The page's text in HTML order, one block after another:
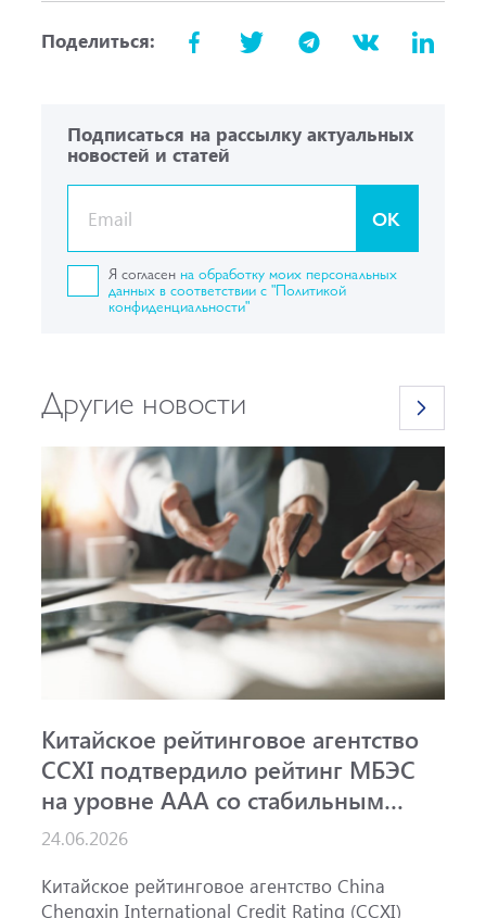
Поделиться:
Подписаться на рассылку актуальных
новостей и статей
OK
Я согласен на обработку моих персональных
данных в соответствии с "Политикой
конфиденциальности"
Другие новости
Китайское рейтинговое агентство
CCXI подтвердило рейтинг МБЭС
на уровне AAA со стабильным
прогнозом
24.06.2026
Китайское рейтинговое агентство China
Chengxin International Credit Rating (CCXI)